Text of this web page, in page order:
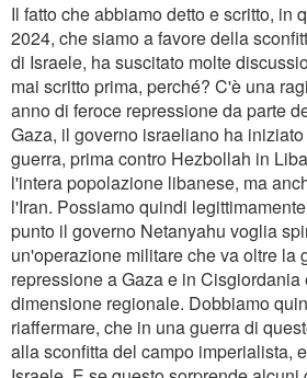
Il fatto che abbiamo detto e scritto, in
2024, che siamo a favore della
di Israele, ha suscitato molte
mai scritto prima, perché? C'è una
anno di feroce repressione da parte
Gaza, il governo israeliano ha
guerra, prima contro Hezbollah in
l'intera popolazione libanese, ma
l'Iran. Possiamo quindi
punto il governo Netanyahu voglia
un'operazione militare che va oltre la
repressione a Gaza e in
dimensione regionale. Dobbiamo
riaffermare, che in una guerra di
alla sconfitta del campo imperialista,